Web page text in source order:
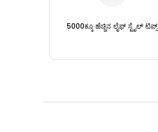
5000ಕ್ಕೂ ಹೆಚ್ಚಿನ ಲೈಫ್ ಸ್ಟೈಲ್ ಟಿಪ್ಸ್